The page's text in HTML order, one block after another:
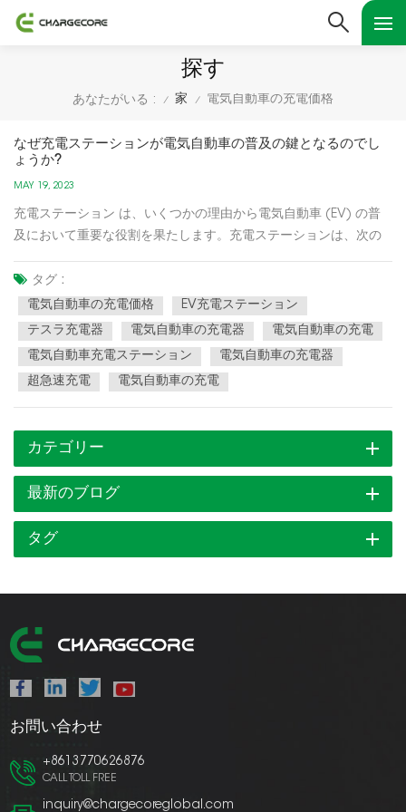
探す
あなたがいる : / 家 / 電気自動車の充電価格
なぜ充電ステーションが電気自動車の普及の鍵となるのでし
ょうか?
MAY 19, 2023
充電ステーション は、いくつかの理由から電気自動車 (EV) の普
及において重要な役割を果たします。充電ステーションは、次の
たしています。 航続距離不安の軽減: 充電ステーションは、走行中
にバッテリー残量がなくなることへの恐怖である航続距離不安...
タグ :
電気自動車の充電価格
EV充電ステーション
テスラ充電器
電気自動車の充電器
電気自動車の充電
電気自動車充電ステーション
電気自動車の充電器
超急速充電
電気自動車の充電
カテゴリー
最新のブログ
タグ
お問い合わせ
+8613770626876
CALL TOLL FREE
inquiry@chargecoreglobal.com